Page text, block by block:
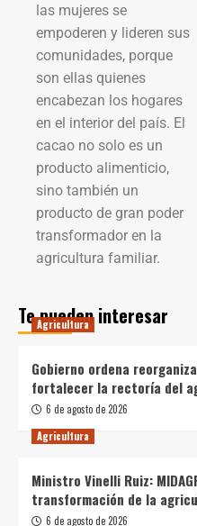
las mujeres se
empoderen y lideren sus
comunidades, porque
son ellas quienes
encabezan los hogares
en el interior del país. El
cacao no solo es un
producto alimenticio,
sino también un
producto de gran poder
transformador en la
agricultura familiar.
Te pueden interesar
Agricultura
Gobierno ordena
fortalecer la rectoría del
6 de agosto de 2026
Agricultura
Ministro Vinelli Ruiz:
transformación de la
6 de agosto de 2026